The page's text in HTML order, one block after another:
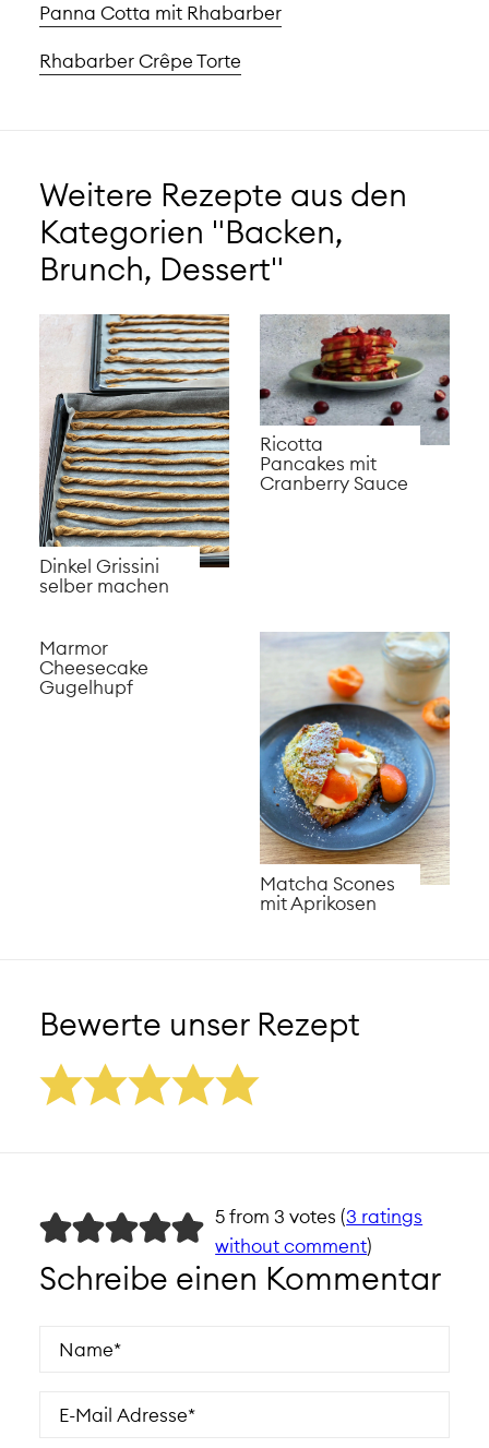
Panna Cotta mit Rhabarber
Rhabarber Crêpe Torte
Weitere Rezepte aus den
Kategorien "Backen,
Brunch, Dessert"
Dinkel Grissini
selber machen
Ricotta
Pancakes mit
Cranberry Sauce
Marmor
Cheesecake
Gugelhupf
Matcha Scones
mit Aprikosen
Bewerte unser Rezept
5 from 3 votes (3 ratings
without comment)
Schreibe einen Kommentar